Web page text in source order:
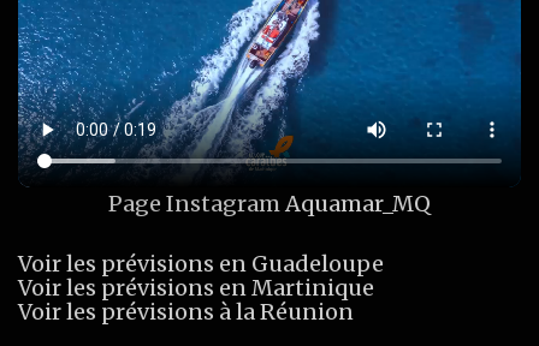
Page InstagramAquamar_MQ
Voir les prévisions en Guadeloupe
Voir les prévisions en Martinique
Voir les prévisions à la Réunion